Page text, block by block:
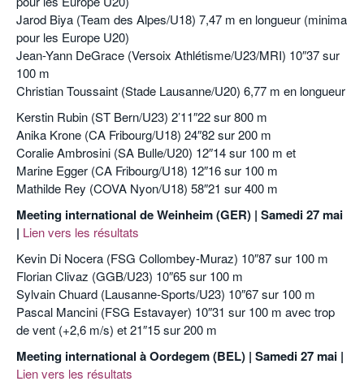
Jarod Biya (Team des Alpes/U18) 7,47 m en longueur (minima
pour les Europe U20)
Jean-Yann DeGrace (Versoix Athlétisme/U23/MRI) 10″37 sur
100 m
Christian Toussaint (Stade Lausanne/U20) 6,77 m en longueur
Kerstin Rubin (ST Bern/U23) 2’11″22 sur 800 m
Anika Krone (CA Fribourg/U18) 24″82 sur 200 m
Coralie Ambrosini (SA Bulle/U20) 12″14 sur 100 m et
Marine Egger (CA Fribourg/U18) 12″16 sur 100 m
Mathilde Rey (COVA Nyon/U18) 58″21 sur 400 m
Meeting international de Weinheim (GER) | Samedi 27 mai
| Lien vers les résultats
Kevin Di Nocera (FSG Collombey-Muraz) 10″87 sur 100 m
Florian Clivaz (GGB/U23) 10″65 sur 100 m
Sylvain Chuard (Lausanne-Sports/U23) 10″67 sur 100 m
Pascal Mancini (FSG Estavayer) 10″31 sur 100 m avec trop
de vent (+2,6 m/s) et 21″15 sur 200 m
Meeting international à Oordegem (BEL) | Samedi 27 mai |
Lien vers les résultats